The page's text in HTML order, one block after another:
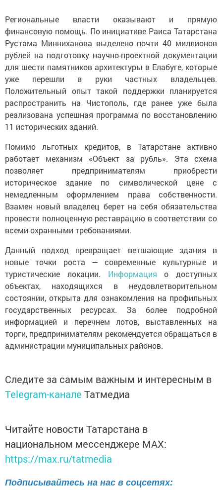
Региональные власти оказывают и прямую
финансовую помощь. По инициативе Раиса Татарстана
Рустама Минниханова выделено почти 40 миллионов
рублей на подготовку научно-проектной документации
для шести памятников архитектуры в Елабуге, которые
уже перешли в руки частных владельцев.
Положительный опыт такой поддержки планируется
распространить на Чистополь, где ранее уже была
реализована успешная программа по восстановлению
11 исторических зданий.
Помимо льготных кредитов, в Татарстане активно
работает механизм «Объект за рубль». Эта схема
позволяет предпринимателям приобрести
историческое здание по символической цене с
немедленным оформлением права собственности.
Взамен новый владелец берет на себя обязательства
провести полноценную реставрацию в соответствии со
всеми охранными требованиями.
Данный подход превращает ветшающие здания в
новые точки роста — современные культурные и
туристические локации. Информация о доступных
объектах, находящихся в неудовлетворительном
состоянии, открыта для ознакомления на профильных
государственных ресурсах. За более подробной
информацией и перечнем лотов, выставленных на
торги, предпринимателям рекомендуется обращаться в
администрации муниципальных районов.
Следите за самым важным и интересным в
Telegram-канале Татмедиа
Читайте новости Татарстана в
национальном мессенджере MАХ:
https://max.ru/tatmedia
Подписывайтесь на нас в соцсетях: